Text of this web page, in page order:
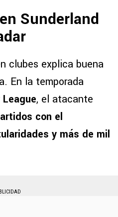
Sunderland
clubes explica buena
En la temporada
, el atacante
con el
y más de mil